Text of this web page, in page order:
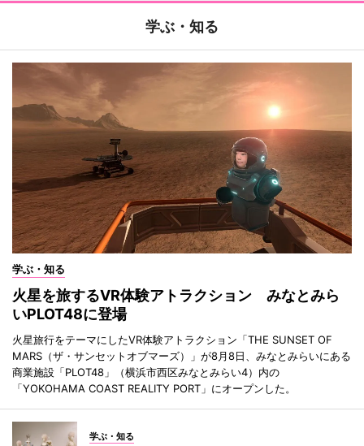
学ぶ・知る
学ぶ・知る
火星を旅するVR体験アトラクション みなとみら
いPLOT48に登場
火星旅行をテーマにしたVR体験アトラクション「THE SUNSET OF
MARS（ザ・サンセットオブマーズ）」が8月8日、みなとみらいにある
商業施設「PLOT48」（横浜市西区みなとみらい4）内の
「YOKOHAMA COAST REALITY PORT」にオープンした。
学ぶ・知る